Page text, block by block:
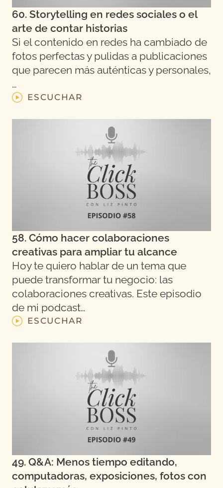
60. Storytelling en redes sociales o el
arte de contar historias
Si el contenido en redes ha cambiado de
fotos perfectas y pulidas a publicaciones
que parecen más auténticas y personales,
…
ESCUCHAR
58. Cómo hacer colaboraciones
creativas para ampliar tu alcance
Hoy te quiero hablar de un tema que
puede transformar tu negocio: las
colaboraciones creativas. Este episodio
de mi podcast…
ESCUCHAR
49. Q&A: Menos tiempo editando,
computadoras, exposiciones, fotos con